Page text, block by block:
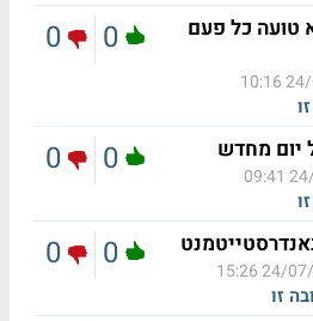
טועה כל פעם
24/
0
0
יום מחדש
24/
0
0
24/07/
זו
0
0